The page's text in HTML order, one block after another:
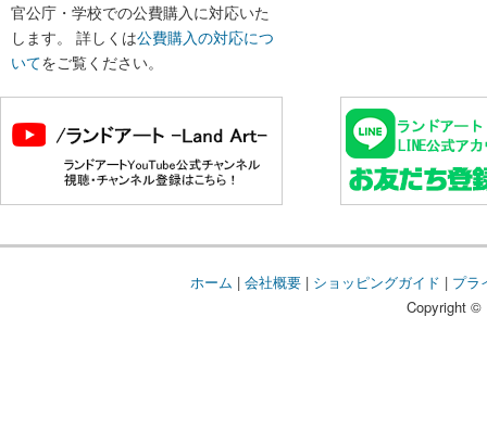
官公庁・学校での公費購入に対応いた
します。 詳しくは公費購入の対応につ
いてをご覧ください。
ホーム | 会社概要| ショッピングガイド | プラ
Copyright ©